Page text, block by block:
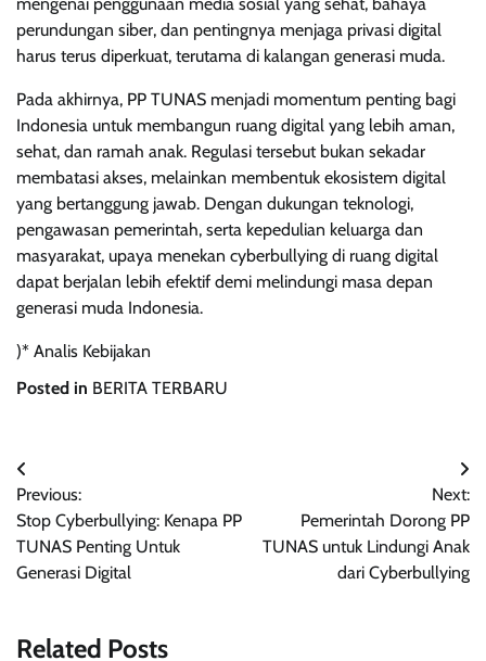
mengenai penggunaan media sosial yang sehat, bahaya
perundungan siber, dan pentingnya menjaga privasi digital
harus terus diperkuat, terutama di kalangan generasi muda.
Pada akhirnya, PP TUNAS menjadi momentum penting bagi
Indonesia untuk membangun ruang digital yang lebih aman,
sehat, dan ramah anak. Regulasi tersebut bukan sekadar
membatasi akses, melainkan membentuk ekosistem digital
yang bertanggung jawab. Dengan dukungan teknologi,
pengawasan pemerintah, serta kepedulian keluarga dan
masyarakat, upaya menekan cyberbullying di ruang digital
dapat berjalan lebih efektif demi melindungi masa depan
generasi muda Indonesia.
)* Analis Kebijakan
Posted in BERITA TERBARU
Navigasi
pos
Previous:
Stop Cyberbullying: Kenapa PP
TUNAS Penting Untuk
Generasi Digital
Next:
Pemerintah Dorong PP
TUNAS untuk Lindungi Anak
dari Cyberbullying
Related Posts